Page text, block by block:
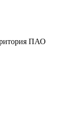
ПАО